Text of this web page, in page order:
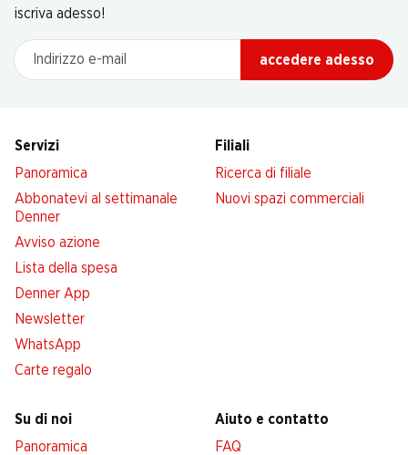
iscriva adesso!
Indirizzo e-mail
accedere adesso
Servizi
Panoramica
Abbonatevi al settimanale
Denner
Avviso azione
Lista della spesa
Denner App
Newsletter
WhatsApp
Carte regalo
Filiali
Ricerca di filiale
Nuovi spazi commerciali
Su di noi
Panoramica
Aiuto e contatto
FAQ